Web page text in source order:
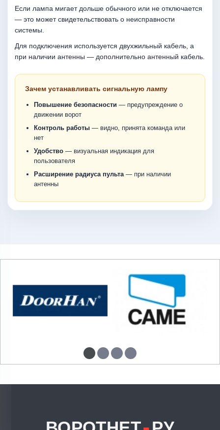
Если лампа мигает дольше обычного или не отключается
— это может свидетельствовать о неисправности
системы.
Для подключения используется двухжильный кабель, а
при наличии антенны — дополнительно антенный кабель.
Зачем устанавливать сигнальную лампу
Повышение безопасности — предупреждение о
движении ворот
Контроль работы — видно, принята команда или
нет
Удобство — визуальная индикация для
пользователя
Расширение радиуса пульта — при наличии
антенны
.